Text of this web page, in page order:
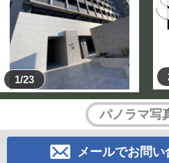
1/23
パノラマ写
メールでお問